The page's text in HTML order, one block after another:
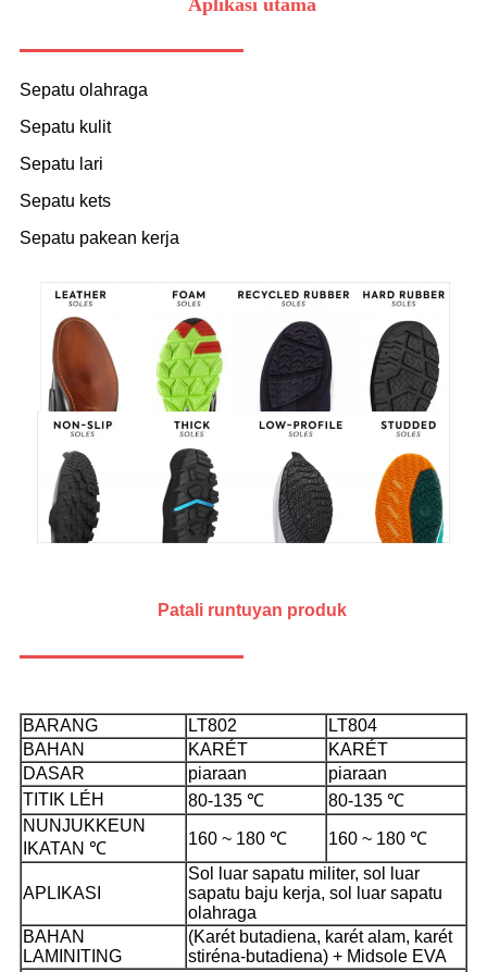
Sepatu olahraga
Sepatu kulit
Sepatu lari
Sepatu kets
Sepatu pakean kerja
Patali runtuyan produk
BARANG LT802
LT804
BAHAN
KARÉT
KARÉT
DASAR
piaraan
piaraan
TITIK LÉH
80-135 ℃
80-135 ℃
NUNJUKKEUN
IKATAN ℃
160 ~ 180 ℃ 160 ~ 180 ℃
APLIKASI
Sol luar sapatu militer, sol luar
sapatu baju kerja, sol luar sapatu
olahraga
BAHAN
LAMINITING
(Karét butadiena, karét alam, karét
stiréna-butadiena) + Midsole EVA